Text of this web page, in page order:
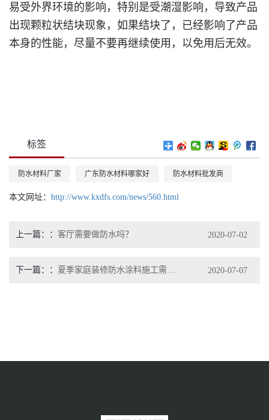
易受外界环境的影响，特别是受潮湿影响，导致产品
出现颗粒状结块现象，如果结块了，已经影响了产品
本身的性能，尽量不要再继续使用，以免用后无效。
标签
防水材料厂家​ 广东防水材料哪家好 防水材料批发商
本文网址： http://www.kxdfs.com/news/560.html
上一篇： 客厅需要做防水吗？ 2020-07-02
下一篇： 夏季家庭装修防水涂料施工需要注意哪些事项？防水材料厂家告诉你 2020-07-07